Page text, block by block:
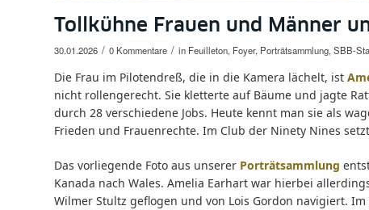
Tollkühne Frauen und Männer
30.01.2026 / 0 Kommentare / in Feuilleton, Foyer, Porträtsammlung, SBB-
Die Frau im Pilotendreß, die in die Kamera lächelt, ist
nicht rollengerecht. Sie kletterte auf Bäume und jagte
durch 28 verschiedene Jobs. Heute kennt man sie als
Frieden und Frauenrechte. Im Club der Ninety Nines
Das vorliegende Foto aus unserer Porträtsammlung
Kanada nach Wales. Amelia Earhart war hierbei
Wilmer Stultz geflogen und von Lois Gordon navigiert.